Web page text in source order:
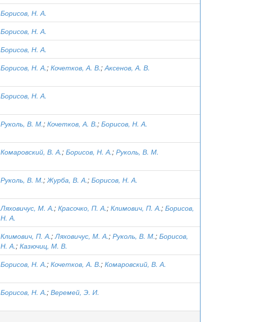
Борисов, Н. А.
Борисов, Н. А.
Борисов, Н. А.
Борисов, Н. А.; Кочетков, А. В.;Аксенов, А. В.
Борисов, Н. А.
Руколь, В. М.; Кочетков, А. В.; Борисов, Н. А.
Комаровский, В. А.; Борисов, Н. А.; Руколь, В. М.
Руколь, В. М.;Журба, В. А.; Борисов, Н. А.
Ляховичус, М. А.; Красочко, П. А.; Климович, П. А.; Борисов,
Н. А.
Климович, П. А.;Ляховичус, М. А.; Руколь, В. М.; Борисов,
Н. А.; Казючиц, М. В.
Борисов, Н. А.; Кочетков, А. В.; Комаровский, В. А.
Борисов, Н. А.; Веремей, Э. И.